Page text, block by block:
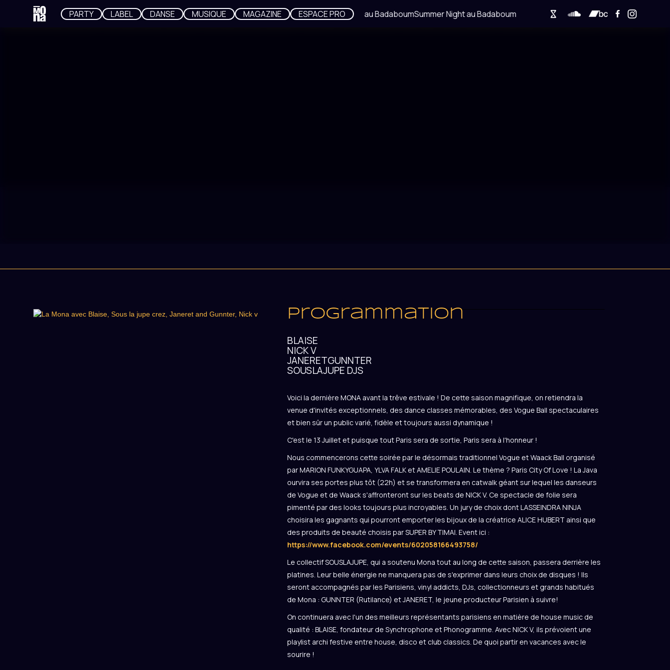
PARTY LABEL DANSE MUSIQUE MAGAZINE ESPACE PRO
Summer Night au BadaboumSummer Night au Badaboum
programmation
BLAISE
NICK V
JANERETGUNNTER
SOUSLAJUPE DJS
Voici la dernière MONA avant la trêve estivale ! De cette saison magnifique, on retiendra la
venue d'invités exceptionnels, des dance classes mémorables, des Vogue Ball spectaculaires
et bien sûr un public varié, fidèle et toujours aussi dynamique !
C'est le 13 Juillet et puisque tout Paris sera de sortie, Paris sera à l'honneur !
Nous commencerons cette soirée par le désormais traditionnel Vogue et Waack Ball organisé
par MARION FUNKYGUAPA, YLVA FALK et AMELIE POULAIN. Le thème ? Paris City Of Love ! La Java
ourvira ses portes plus tôt (22h) et se transformera en catwalk géant sur lequel les danseurs
de Vogue et de Waack s'affronteront sur les beats de NICK V. Ce spectacle de folie sera
pimenté par des looks toujours plus incroyables. Un jury de choix dont LASSEINDRA NINJA
choisira les gagnants qui pourront emporter les bijoux de la créatrice ALICE HUBERT ainsi que
des produits de beauté choisis par SUPER BY TIMAI. Event ici :
https://www.facebook.com/events/602058166493758/
Le collectif SOUSLAJUPE, qui a soutenu Mona tout au long de cette saison, passera derrière les
platines. Leur belle énergie ne manquera pas de s'exprimer dans leurs choix de disques ! Ils
seront accompagnés par les Parisiens, vinyl addicts, DJs, collectionneurs et grands habitués
de Mona : GUNNTER (Rutilance) et JANERET, le jeune producteur Parisien à suivre!
On continuera avec l'un des meilleurs représentants parisiens en matière de house music de
qualité : BLAISE, fondateur de Synchrophone et Phonogramme. Avec NICK V, ils prévoient une
playlist archi festive entre house, disco et club classics. De quoi partir en vacances avec le
sourire !